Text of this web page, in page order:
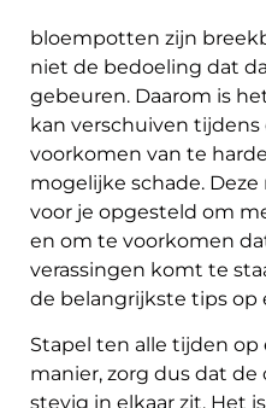
bloempotten zijn
niet de bedoeling dat
gebeuren. Daarom is
kan verschuiven
voorkomen van te
mogelijke schade.
voor je opgesteld om
en om te voorkomen
verassingen komt te
de belangrijkste tips op
Stapel ten alle tijden
manier, zorg dus dat
stevig in elkaar zit. Het